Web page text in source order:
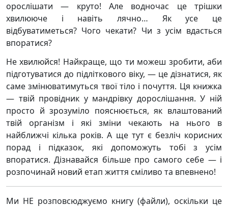
орослішати — круто! Але водночас це трішки
хвилююче і навіть лячно… Як усе це
відбуватиметься? Чого чекати? Чи з усім вдасться
впоратися?
Не хвилюйся! Найкраще, що ти можеш зробити, аби
підготуватися до підліткового віку, — це дізнатися, як
саме змінюватимуться твої тіло і почуття. Ця книжка
— твій провідник у мандрівку дорослішання. У ній
просто й зрозуміло пояснюється, як влаштований
твій організм і які зміни чекають на нього в
найближчі кілька років. А ще тут є безліч корисних
порад і підказок, які допоможуть тобі з усім
впоратися. Дізнавайся більше про самого себе — і
розпочинай новий етап життя сміливо та впевнено!
Ми НЕ розповсюджуємо книгу (файли), оскільки це